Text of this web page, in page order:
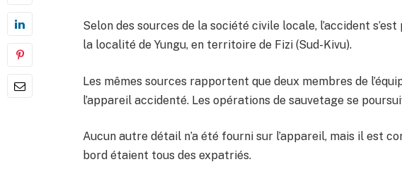
Selon des sources de la société civile locale, l’accident
la localité de Yungu, en territoire de Fizi (Sud-Kivu).
Les mêmes sources rapportent que deux membres de
l’appareil accidenté. Les opérations de sauvetage se
Aucun autre détail n’a été fourni sur l’appareil, mais il est
bord étaient tous des expatriés.